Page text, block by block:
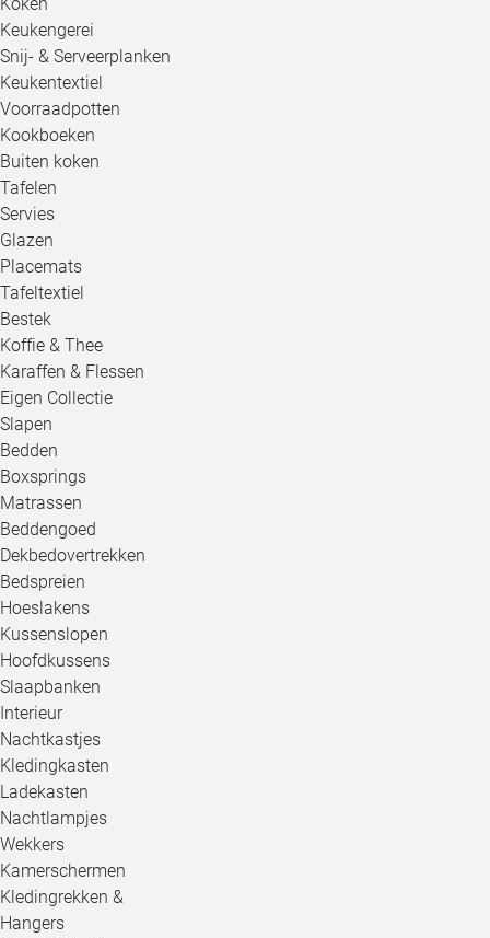
Keukengerei
Snij- & Serveerplanken
Keukentextiel
Voorraadpotten
Kookboeken
Buiten koken
Tafelen
Servies
Glazen
Placemats
Tafeltextiel
Bestek
Koffie & Thee
Karaffen & Flessen
Eigen Collectie
Slapen
Bedden
Boxsprings
Matrassen
Beddengoed
Dekbedovertrekken
Bedspreien
Hoeslakens
Kussenslopen
Hoofdkussens
Slaapbanken
Interieur
Nachtkastjes
Kledingkasten
Ladekasten
Nachtlampjes
Wekkers
Kamerschermen
Kledingrekken &
Hangers